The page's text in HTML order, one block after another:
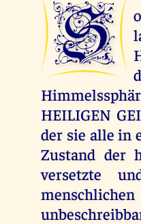
S
HEILIGEN
der sie alle in
Zustand der
versetzte